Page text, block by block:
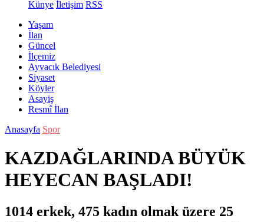
Künye İletişim RSS
Yaşam
İlan
Güncel
İlçemiz
Ayvacık Belediyesi
Siyaset
Köyler
Asayiş
Resmî İlan
Anasayfa Spor
KAZDAĞLARINDA BÜYÜK
HEYECAN BAŞLADI!
1014 erkek, 475 kadın olmak üzere 25